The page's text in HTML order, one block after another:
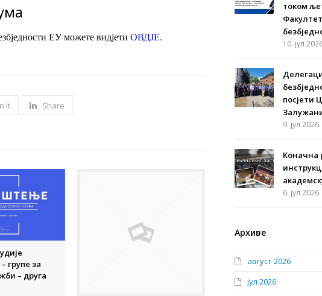
ЕУ можете видјети ОВДЈЕ.
It Share
групе за
– друга
током
10. јул
посјети
9. јул 2026.
Коначна
6. јул 2026.
Архиве
август 2026
јул 2026